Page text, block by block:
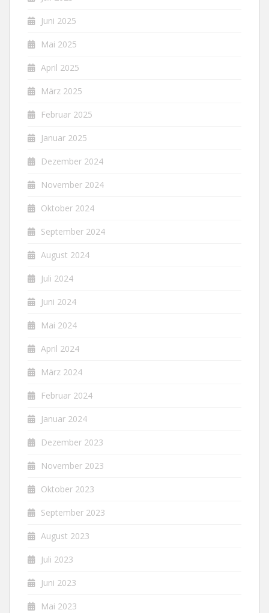
Juni 2025
Mai 2025
April 2025
März 2025
Februar 2025
Januar 2025
Dezember 2024
November 2024
Oktober 2024
September 2024
August 2024
Juli 2024
Juni 2024
Mai 2024
April 2024
März 2024
Februar 2024
Januar 2024
Dezember 2023
November 2023
Oktober 2023
September 2023
August 2023
Juli 2023
Juni 2023
Mai 2023